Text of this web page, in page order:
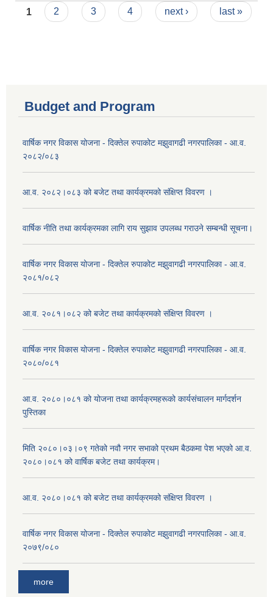
Pages
1 2 3 4 next › last »
Budget and Program
वार्षिक नगर विकास योजना - दिक्तेल रुपाकोट मझुवागढी नगरपालिका - आ.व.
२०८२/०८३
आ.व. २०८२।०८३ को बजेट तथा कार्यक्रमको संक्षिप्त विवरण ।
वार्षिक नीति तथा कार्यक्रमका लागि राय सुझाव उपलब्ध गराउने सम्बन्धी सूचना।
वार्षिक नगर विकास योजना - दिक्तेल रुपाकोट मझुवागढी नगरपालिका - आ.व.
२०८१/०८२
आ.व. २०८१।०८२ को बजेट तथा कार्यक्रमको संक्षिप्त विवरण ।
वार्षिक नगर विकास योजना - दिक्तेल रुपाकोट मझुवागढी नगरपालिका - आ.व.
२०८०/०८१
आ.व. २०८०।०८१ को योजना तथा कार्यक्रमहरूको कार्यसंचालन मार्गदर्शन
पुस्तिका
मिति २०८०।०३।०९ गतेको नवौ नगर सभाको प्रथम बैठकमा पेश भएको आ.व.
२०८०।०८१ को वार्षिक बजेट तथा कार्यक्रम।
आ.व. २०८०।०८१ को बजेट तथा कार्यक्रमको संक्षिप्त विवरण ।
वार्षिक नगर विकास योजना - दिक्तेल रुपाकोट मझुवागढी नगरपालिका - आ.व.
२०७९/०८०
more